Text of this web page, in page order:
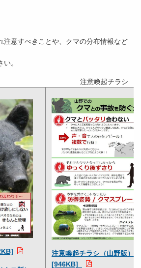
注意すべきことや、クマの分布情報など
。
注意喚起チラシ
注意喚起チラシ（山野版）
[946KB]